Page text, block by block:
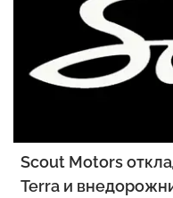
Scout Motors
Terra и